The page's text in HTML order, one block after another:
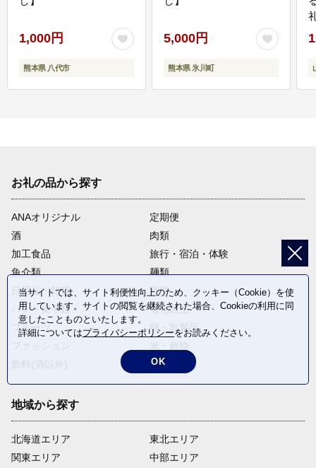
1,000円
熊本県 八代市
5,000円
熊本県 氷川町
お礼の品から探す
ANAオリジナル
定期便
酒
肉類
加工食品
旅行・宿泊・体験
魚介類
麺類
日用品・雑貨
野菜
パン・菓子類
電化製品
フルーツ
卵・乳製品
返礼品なし
地域から探す
北海道エリア
関東エリア
東北エリア
中部エリア
当サイトでは、サイト利便性向上のため、クッキー（Cookie）を使
用しています。サイトの閲覧を継続された場合、Cookieの利用に同
意したことものといたします。
詳細についてはプライバシーポリシーをお読みください。
OK